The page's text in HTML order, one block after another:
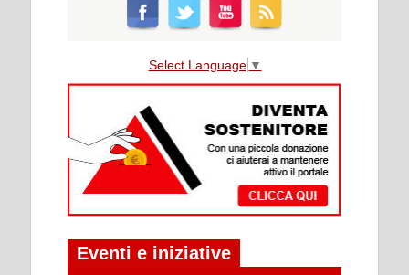
Select Language ▼
Eventi e iniziative